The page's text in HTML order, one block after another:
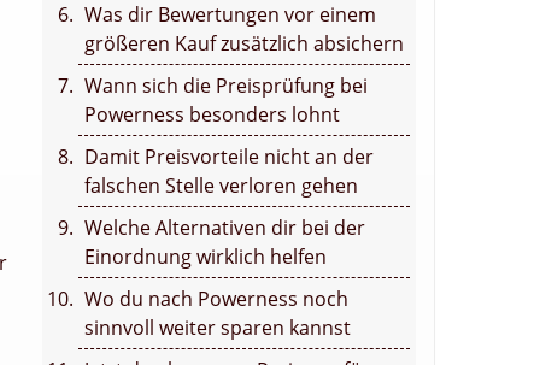
Was dir Bewertungen vor einem
größeren Kauf zusätzlich absichern
Wann sich die Preisprüfung bei
Powerness besonders lohnt
Damit Preisvorteile nicht an der
falschen Stelle verloren gehen
Welche Alternativen dir bei der
Einordnung wirklich helfen
Wo du nach Powerness noch
sinnvoll weiter sparen kannst